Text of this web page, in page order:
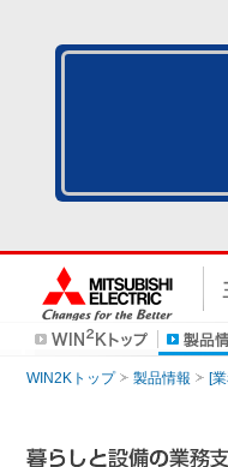
WIN2Kトップ 製品情報 [